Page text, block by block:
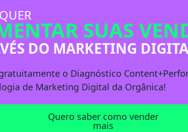
SUAS
DO MARKETING
o Diagnóstico
de Marketing Digital da Orgânica!
Quero saber como vender
mais